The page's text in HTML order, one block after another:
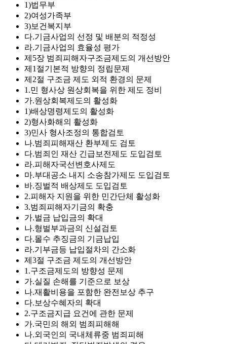
1)법무부
2)여성가족부
3)보건복지부
다.기금사업의 선정 및 배분의 적정성
라.기금사업의 효율성 평가
제5장 범죄피해자구조금제도의 개선방안
제1절기본적 방향의 정립문제
제2절 구조금 제도 외적 환경의 문제
1.민 형사상 원상회복을 위한 제도 정비
가.원상회복제도의 활성화
1)배상명령제도의 활성화
2)형사화해의 활성화
3)민사 형사조정의 통합검토
나.범죄피해재산 환부제도 검토
다.범죄인 재산 긴급보전제도 도입검토
라.피해자국선변호사제도
마.부대공소 내지 소송참가제도 도입검토
바.징벌적 배상제도 도입검토
2.피해자 지원을 위한 민간단체 활성화
3.범죄피해자기금의 확충
가.벌금 납입금의 확대
나.형벌부과금의 신설검토
다.몰수 추징금의 기금납입
라.기부금등 납입절차의 간소화
제3절 구조금 제도의 개선방안
1.구조금제도의 방향성 문제
가.실질 손해를 기준으로 보상
나.재활비용을 포함한 완전보상 추구
다.보상수혜자의 확대
2.구조금지급 요건에 관한 문제
가.국민의 해외 범죄피해해
나.외국인의 국내체류중 범죄피해